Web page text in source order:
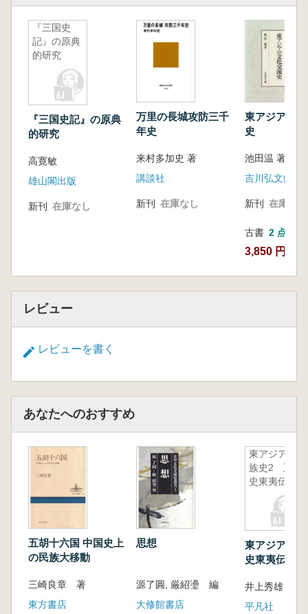
『三国史
記』の原典
的研究
『三国史記』の原典
的研究
高寛敏
雄山閣出版
新刊 在庫なし
万里の長城攻防三千
年史
来村多加史 著
講談社
新刊 在庫なし
東アジアの
史
池田温 著
吉川弘文館
新刊 在庫なし
古書 2 点
3,850 円~
レビュー
レビューを書く
あなたへのおすすめ
五胡十六国 中国史上
の民族大移動
三崎良章 著
東方書店
思想
源了圓, 厳紹璗 編
大修館書店
東アジア民
族史2 正
史東夷伝
東アジア民
史東夷伝
井上秀雄 他
平凡社